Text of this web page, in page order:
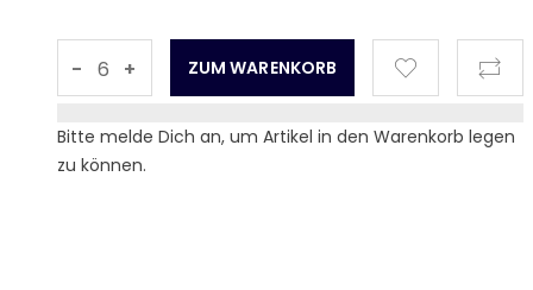
- +
Bitte melde Dich an, um Artikel in den Warenkorb legen
zu können.